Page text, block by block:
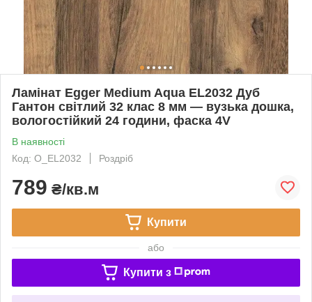
Ламінат Egger Medium Aqua EL2032 Дуб
Гантон світлий 32 клас 8 мм — вузька дошка,
вологостійкий 24 години, фаска 4V
В наявності
Код: O_EL2032
Роздріб
789 ₴/кв.м
Купити
або
Купити з